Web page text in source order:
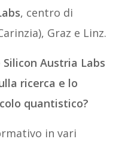
, centro di
Graz e Linz.
Austria Labs
ricerca e lo
quantistico?
in vari